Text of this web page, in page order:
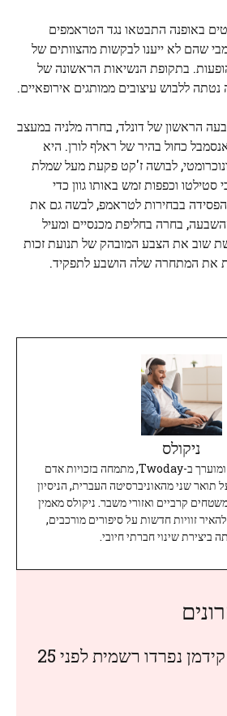
באופנה התבטאו נגד הטראמפים
שהם לא ייענו לבקשות מהצוותים של
בתקופת הנשיאות הראשונה של
ללבוש עיצובים ממותגים אירופאיים.
ההשבעה הראשון של דונלד, בחרה מלניה במעצב
כחול בהיר של ראלף לורן. היא
לבושה ז'קט פקעת מעל שמלת
וכפפות זמש באותו גוון כדי
בבחירות לטראמפ, לבשה גם את
בחרה בחליפת מכנסיים ומעיל
שוב את הצבע המובהק של תנועת זכות
את המתחרה שלה הושבע לתפקיד.
ניקולס
ניקולס, עיתונאי ותיק ומוערך ב-Twoday, מתמחה בזכויות אדם
תואר שני מהאוניברסיטה העברית, הניסיון
קרביים ואזורי משבר. ניקולס מאמין
זוויות חדשות על סיפורים מורכבים,
ביצירת שינוי חברתי חיובי.
טום קרוז וניקול קידמן נפרדו רשמית לפני 25